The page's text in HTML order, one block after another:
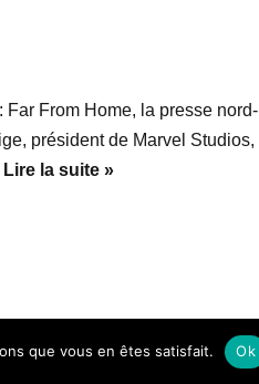
Far From Home, la presse nord-
président de Marvel Studios,
Lire la suite »
que vous en êtes satisfait. Ok